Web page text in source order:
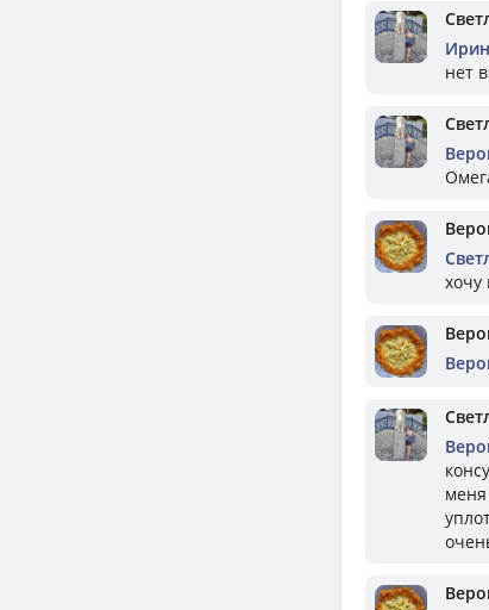
нет
хочу